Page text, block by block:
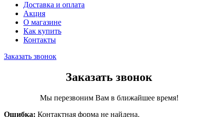
Доставка и оплата
Акция
О магазине
Как купить
Контакты
Заказать звонок
Заказать звонок
Мы перезвоним Вам в ближайшее время!
Ошибка: Контактная форма не найдена.